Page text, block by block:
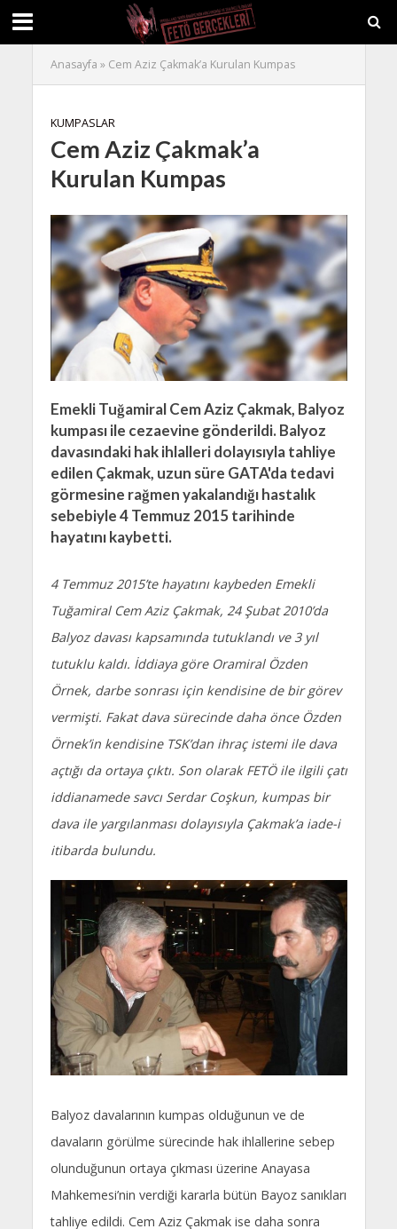
Anasayfa » Cem Aziz Çakmak’a Kurulan Kumpas
KUMPASLAR
Cem Aziz Çakmak’a
Kurulan Kumpas
Emekli Tuğamiral Cem Aziz Çakmak, Balyoz
kumpası ile cezaevine gönderildi. Balyoz
davasındaki hak ihlalleri dolayısıyla tahliye
edilen Çakmak, uzun süre GATA'da tedavi
görmesine rağmen yakalandığı hastalık
sebebiyle 4 Temmuz 2015 tarihinde
hayatını kaybetti.
4 Temmuz 2015’te hayatını kaybeden Emekli
Tuğamiral Cem Aziz Çakmak, 24 Şubat 2010’da
Balyoz davası kapsamında tutuklandı ve 3 yıl
tutuklu kaldı. İddiaya göre Oramiral Özden
Örnek, darbe sonrası için kendisine de bir görev
vermişti. Fakat dava sürecinde daha önce Özden
Örnek’in kendisine TSK’dan ihraç istemi ile dava
açtığı da ortaya çıktı. Son olarak FETÖ ile ilgili çatı
iddianamede savcı Serdar Coşkun, kumpas bir
dava ile yargılanması dolayısıyla Çakmak’a iade-i
itibarda bulundu.
Balyoz davalarının kumpas olduğunun ve de
davaların görülme sürecinde hak ihlallerine sebep
olunduğunun ortaya çıkması üzerine Anayasa
Mahkemesi’nin verdiği kararla bütün Bayoz sanıkları
tahliye edildi. Cem Aziz Çakmak ise daha sonra